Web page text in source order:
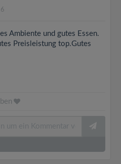
Ambiente und gutes Essen.
Preisleistung top.Gutes